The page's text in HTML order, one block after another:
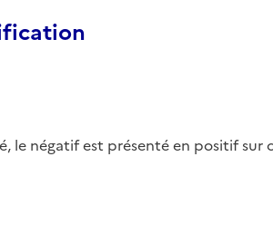
le négatif est présenté en positif sur